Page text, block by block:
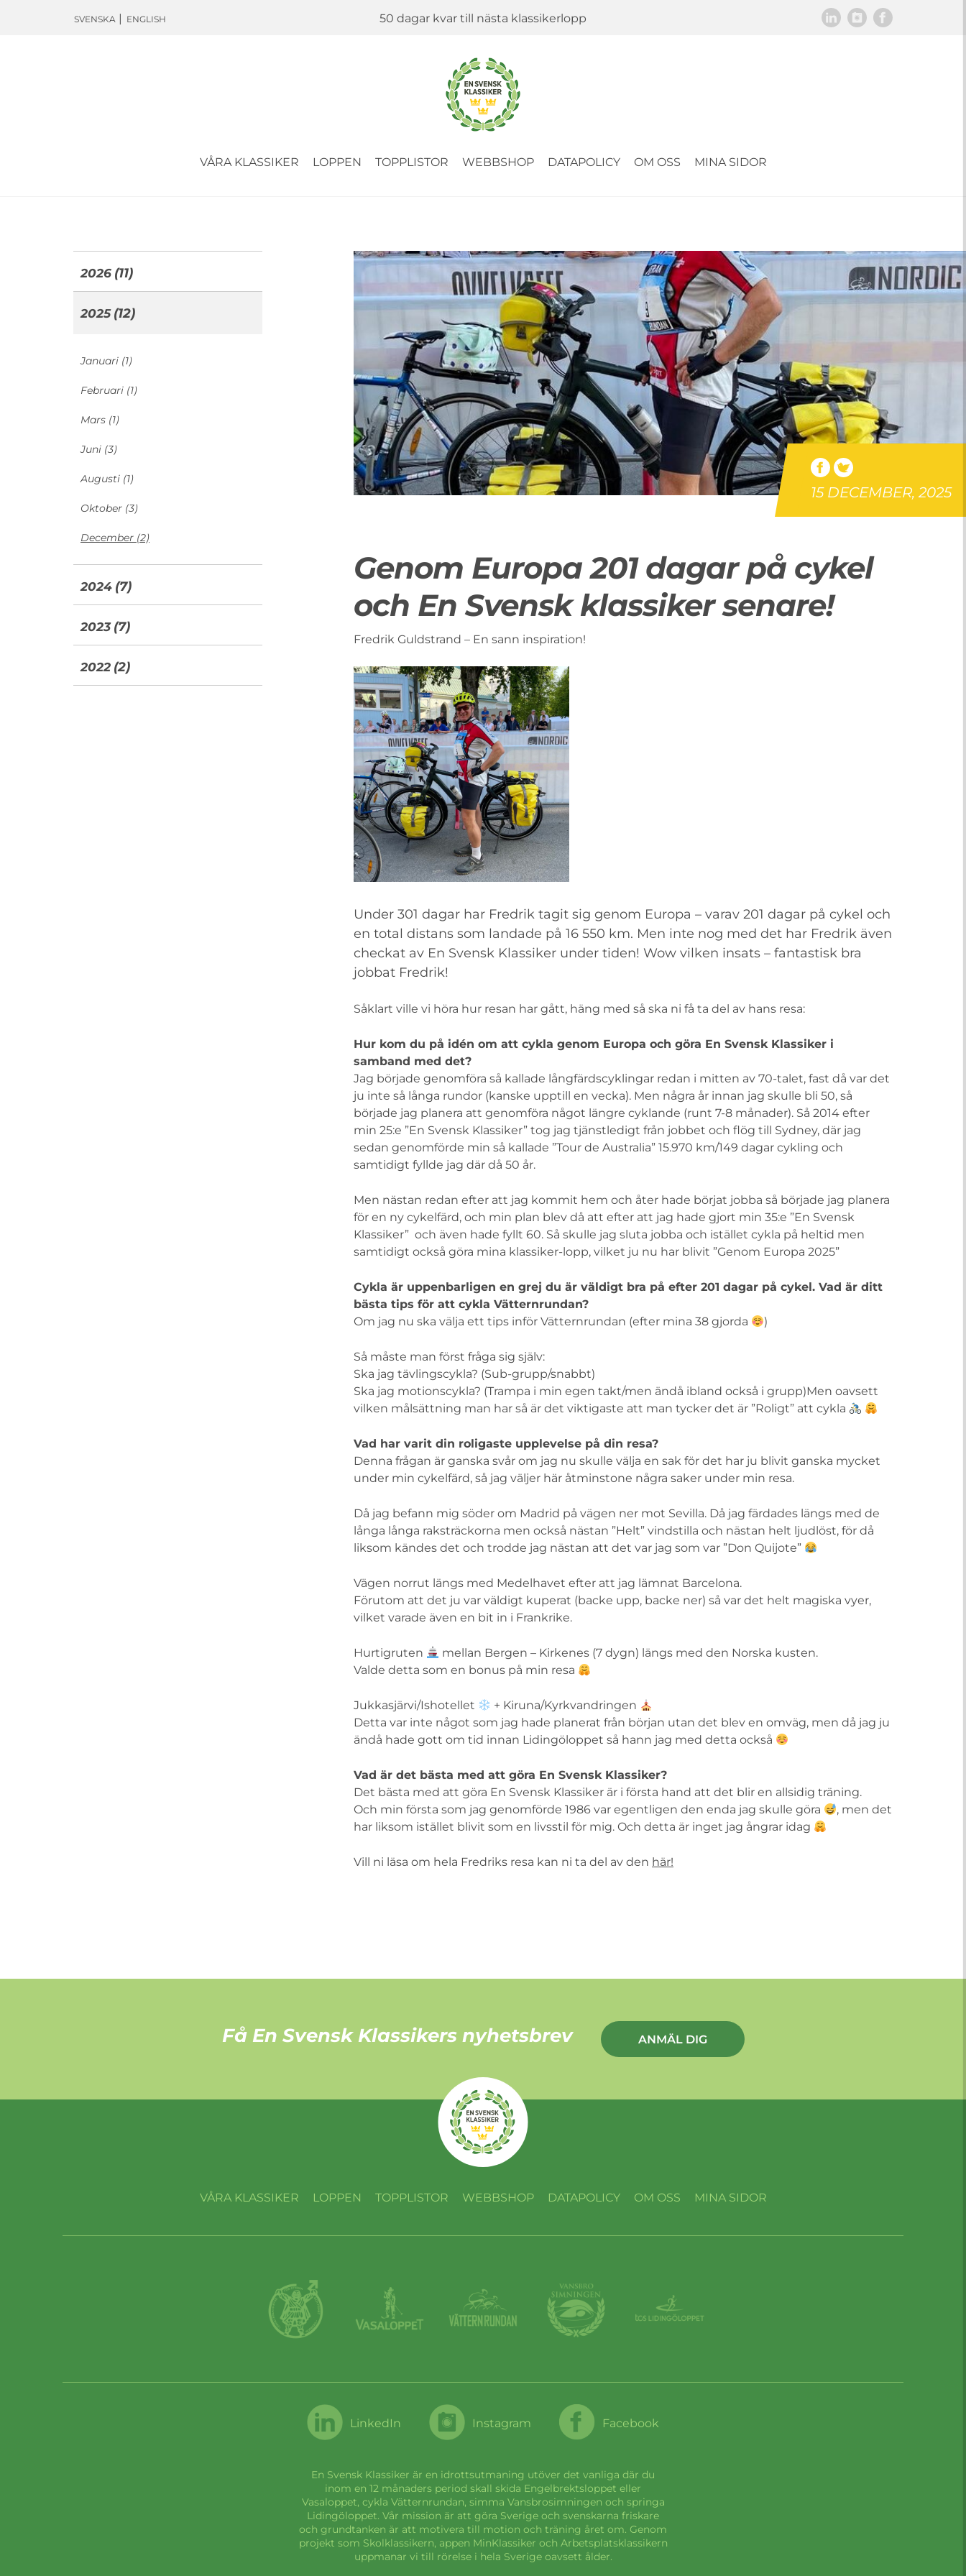
SVENSKA ENGLISH 50 dagar kvar till nästa klassikerlopp
VÅRA KLASSIKER LOPPEN TOPPLISTOR WEBBSHOP DATAPOLICY OM OSS MINA SIDOR
2026 (11)
2025 (12)
Januari (1)
Februari (1)
Mars (1)
Juni (3)
Augusti (1)
Oktober (3)
December (2)
2024 (7)
2023 (7)
2022 (2)
15 DECEMBER, 2025
Genom Europa 201 dagar på cykel
och En Svensk klassiker senare!
Fredrik Guldstrand – En sann inspiration!
Under 301 dagar har Fredrik tagit sig genom Europa – varav 201 dagar på cykel och
en total distans som landade på 16 550 km. Men inte nog med det har Fredrik även
checkat av En Svensk Klassiker under tiden! Wow vilken insats – fantastisk bra
jobbat Fredrik!
Såklart ville vi höra hur resan har gått, häng med så ska ni få ta del av hans resa:
Hur kom du på idén om att cykla genom Europa och göra En Svensk Klassiker i
samband med det?
Jag började genomföra så kallade långfärdscyklingar redan i mitten av 70-talet, fast då var det
ju inte så långa rundor (kanske upptill en vecka). Men några år innan jag skulle bli 50, så
började jag planera att genomföra något längre cyklande (runt 7-8 månader). Så 2014 efter
min 25:e ”En Svensk Klassiker” tog jag tjänstledigt från jobbet och flög till Sydney, där jag
sedan genomförde min så kallade ”Tour de Australia” 15.970 km/149 dagar cykling och
samtidigt fyllde jag där då 50 år.
Men nästan redan efter att jag kommit hem och åter hade börjat jobba så började jag planera
för en ny cykelfärd, och min plan blev då att efter att jag hade gjort min 35:e ”En Svensk
Klassiker” och även hade fyllt 60. Så skulle jag sluta jobba och istället cykla på heltid men
samtidigt också göra mina klassiker-lopp, vilket ju nu har blivit ”Genom Europa 2025”
Cykla är uppenbarligen en grej du är väldigt bra på efter 201 dagar på cykel. Vad är ditt
bästa tips för att cykla Vätternrundan?
Om jag nu ska välja ett tips inför Vätternrundan (efter mina 38 gjorda
)
Så måste man först fråga sig själv:
Ska jag tävlingscykla? (Sub-grupp/snabbt)
Ska jag motionscykla? (Trampa i min egen takt/men ändå ibland också i grupp)Men oavsett
vilken målsättning man har så är det viktigaste att man tycker det är ”Roligt” att cykla
Vad har varit din roligaste upplevelse på din resa?
Denna frågan är ganska svår om jag nu skulle välja en sak för det har ju blivit ganska mycket
under min cykelfärd, så jag väljer här åtminstone några saker under min resa.
Då jag befann mig söder om Madrid på vägen ner mot Sevilla. Då jag färdades längs med de
långa långa raksträckorna men också nästan ”Helt” vindstilla och nästan helt ljudlöst, för då
liksom kändes det och trodde jag nästan att det var jag som var ”Don Quijote”
Vägen norrut längs med Medelhavet efter att jag lämnat Barcelona.
Förutom att det ju var väldigt kuperat (backe upp, backe ner) så var det helt magiska vyer,
vilket varade även en bit in i Frankrike.
Hurtigruten
mellan Bergen – Kirkenes (7 dygn) längs med den Norska kusten.
Valde detta som en bonus på min resa
Jukkasjärvi/Ishotellet
+ Kiruna/Kyrkvandringen
Detta var inte något som jag hade planerat från början utan det blev en omväg, men då jag ju
ändå hade gott om tid innan Lidingöloppet så hann jag med detta också
Vad är det bästa med att göra En Svensk Klassiker?
Det bästa med att göra En Svensk Klassiker är i första hand att det blir en allsidig träning.
Och min första som jag genomförde 1986 var egentligen den enda jag skulle göra
, men det
har liksom istället blivit som en livsstil för mig. Och detta är inget jag ångrar idag
Vill ni läsa om hela Fredriks resa kan ni ta del av den här!
Få En Svensk Klassikers nyhetsbrev ANMÄL DIG
VÅRA KLASSIKER LOPPEN TOPPLISTOR WEBBSHOP DATAPOLICY OM OSS MINA SIDOR
LinkedIn Instagram Facebook
En Svensk Klassiker är en idrottsutmaning utöver det vanliga där du
inom en 12 månaders period skall skida Engelbrektsloppet eller
Vasaloppet, cykla Vätternrundan, simma Vansbrosimningen och springa
Lidingöloppet. Vår mission är att göra Sverige och svenskarna friskare
och grundtanken är att motivera till motion och träning året om. Genom
projekt som Skolklassikern, appen MinKlassiker och Arbetsplatsklassikern
uppmanar vi till rörelse i hela Sverige oavsett ålder.